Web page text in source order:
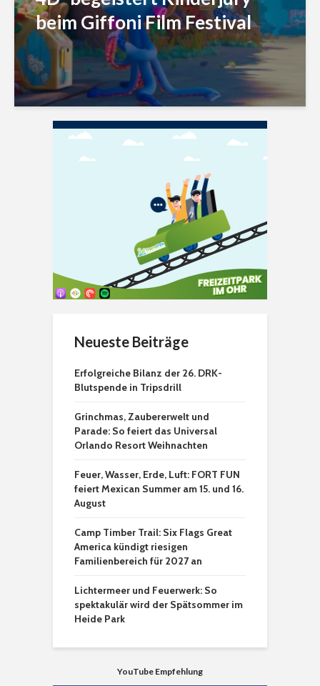
beim Giffoni Film Festival
Neueste Beiträge
Erfolgreiche Bilanz der 26. DRK-
Blutspende in Tripsdrill
Grinchmas, Zaubererwelt und
Parade: So feiert das Universal
Orlando Resort Weihnachten
Feuer, Wasser, Erde, Luft: FORT FUN
feiert Mexican Summer am 15. und 16.
August
Camp Timber Trail: Six Flags Great
America kündigt riesigen
Familienbereich für 2027 an
Lichtermeer und Feuerwerk: So
spektakulär wird der Spätsommer im
Heide Park
YouTube Empfehlung